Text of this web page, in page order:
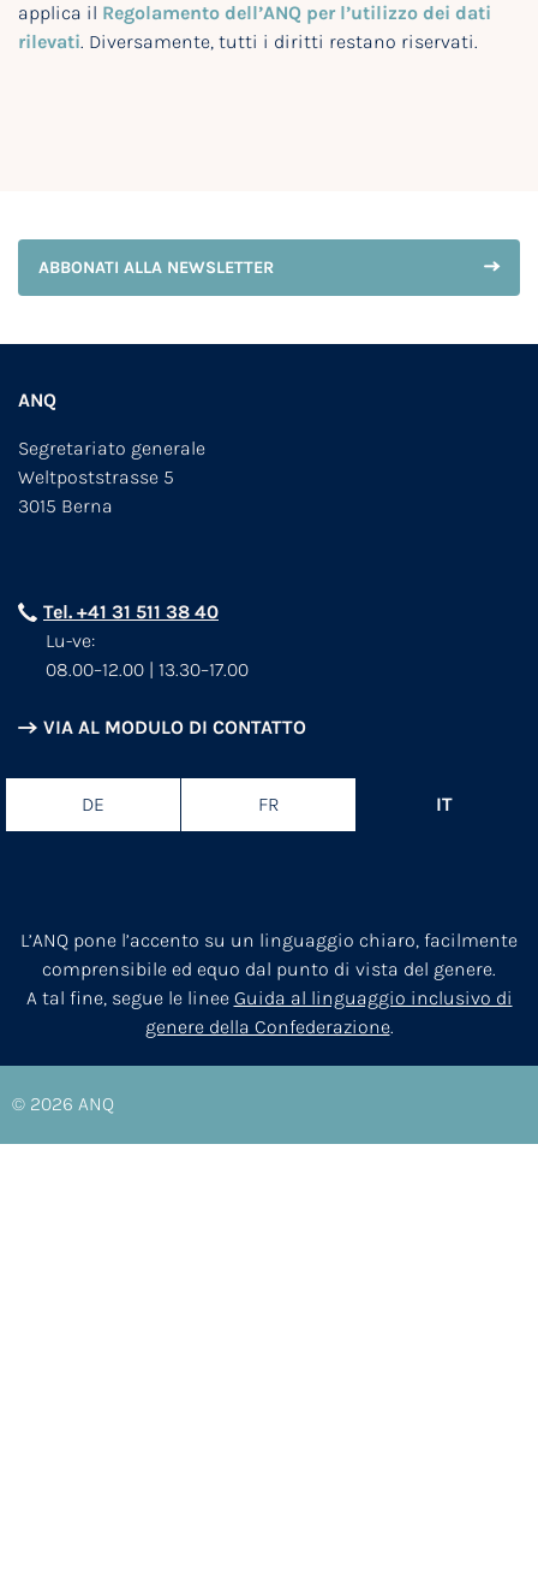
applica il Regolamento dell’ANQ per l’utilizzo dei dati
rilevati. Diversamente, tutti i diritti restano riservati.
ABBONATI ALLA NEWSLETTER
ANQ
Segretariato generale
Weltpoststrasse 5
3015 Berna
Tel. +41 31 511 38 40
Lu-ve:
08.00–12.00 | 13.30–17.00
VIA AL MODULO DI CONTATTO
DE FR IT
L’ANQ pone l’accento su un linguaggio chiaro, facilmente
comprensibile ed equo dal punto di vista del genere.
A tal fine, segue le linee Guida al linguaggio inclusivo di
genere della Confederazione.
© 2026 ANQ